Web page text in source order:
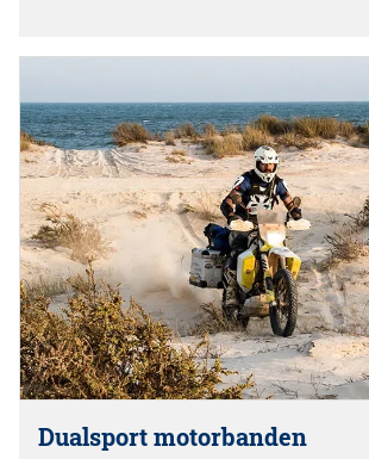
Dualsport motorbanden